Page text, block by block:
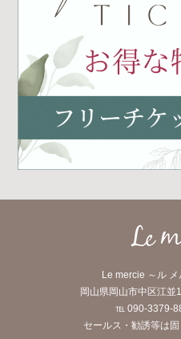
Le mercie ～ル
岡山県岡山市中区江
℡ 090-3379-
セールス・勧誘等は固